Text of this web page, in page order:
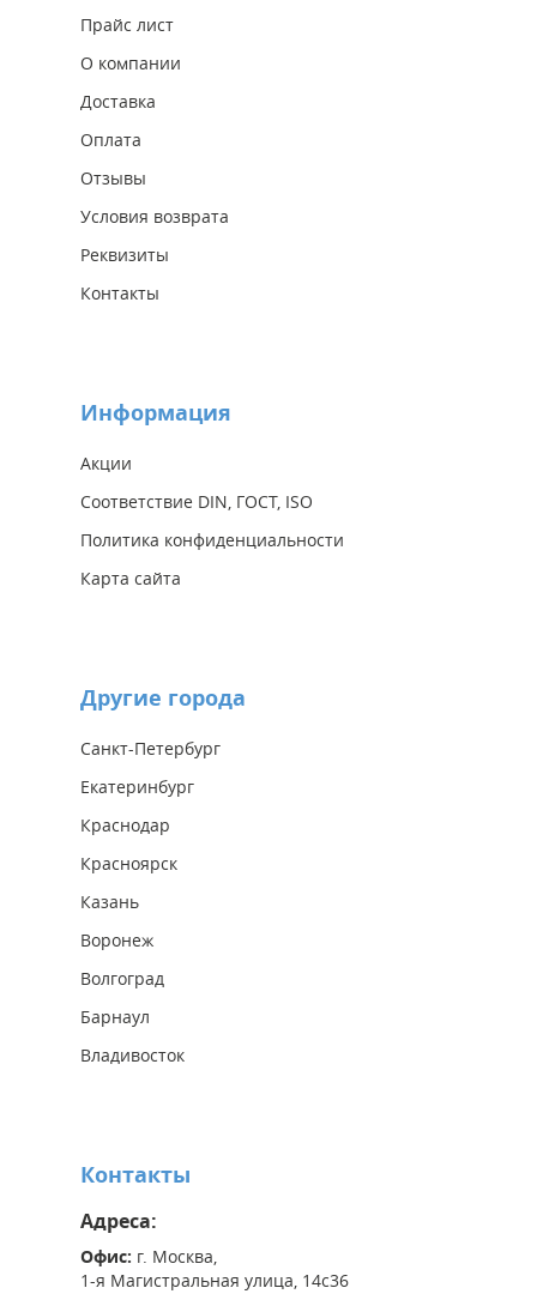
Прайс лист
О компании
Доставка
Оплата
Отзывы
Условия возврата
Реквизиты
Контакты
Информация
Акции
Соответствие DIN, ГОСТ, ISO
Политика конфиденциальности
Карта сайта
Другие города
Санкт-Петербург
Екатеринбург
Краснодар
Красноярск
Казань
Воронеж
Волгоград
Барнаул
Владивосток
Контакты
Адреса:
Офис: г. Москва,
1-я Магистральная улица, 14с36